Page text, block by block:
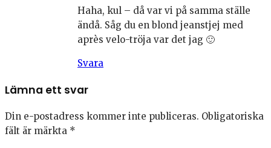
Haha, kul – då var vi på samma ställe
ändå. Såg du en blond jeanstjej med
après velo-tröja var det jag 🙂
Svara
Lämna ett svar
Din e-postadress kommer inte publiceras. Obligatoriska
fält är märkta *